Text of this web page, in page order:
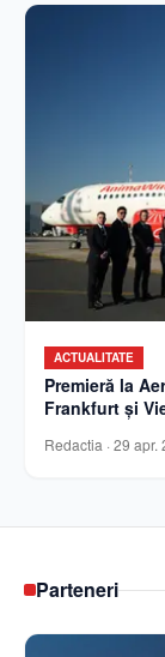
ACTUALITATE
Premieră la
Frankfurt și
Redactia · 29 apr.
Parteneri